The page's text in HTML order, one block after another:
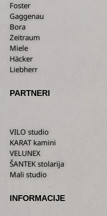
Foster
Gaggenau
Bora
Zeitraum
Miele
Häcker
Liebherr
PARTNERI
VILO studio
KARAT kamini
VELUNEX
ŠANTEK stolarija
Mali studio
INFORMACIJE